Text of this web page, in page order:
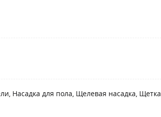
Насадка для пола, Щелевая насадка, Щетка